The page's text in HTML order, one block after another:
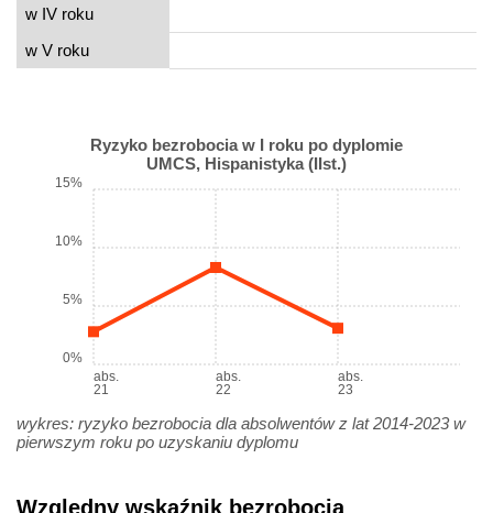
w IV roku
w V roku
Ryzyko bezrobocia w I roku po dyplomie
UMCS, Hispanistyka (IIst.)
abs.
21
abs.
22
abs.
23
0%
5%
10%
15%
wykres: ryzyko bezrobocia dla absolwentów z lat 2014-2023 w
pierwszym roku po uzyskaniu dyplomu
Względny wskaźnik bezrobocia